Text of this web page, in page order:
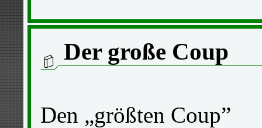
Der große Coup
Den „größten Coup”